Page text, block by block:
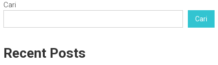
Cari
Cari
Recent Posts